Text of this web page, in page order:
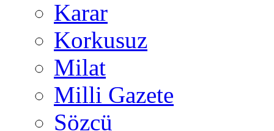
Karar
Korkusuz
Milat
Milli Gazete
Sözcü